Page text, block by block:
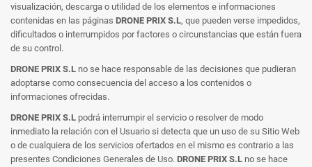
visualización, descarga o utilidad de los elementos e informaciones
contenidas en las páginas DRONE PRIX S.L, que pueden verse impedidos,
dificultados o interrumpidos por factores o circunstancias que están fuera
de su control.
DRONE PRIX S.L no se hace responsable de las decisiones que pudieran
adoptarse como consecuencia del acceso a los contenidos o
informaciones ofrecidas.
DRONE PRIX S.L podrá interrumpir el servicio o resolver de modo
inmediato la relación con el Usuario si detecta que un uso de su Sitio Web
o de cualquiera de los servicios ofertados en el mismo es contrario a las
presentes Condiciones Generales de Uso. DRONE PRIX S.L no se hace